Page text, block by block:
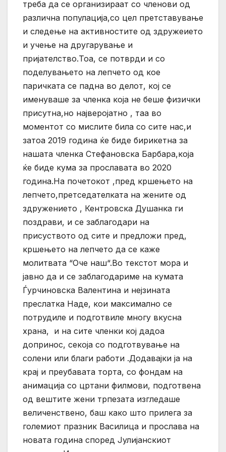
треба да се организираат со членови од
различна популација,со цел претставување
и следење на активностите од здружеието
и учење на другарување и
пријателство.Тоа, се потврди и со
поделувањето на лепчето од кое
паричката се падна во делот, кој се
именуваше за членка која не беше физички
присутна,но најверојатно , таа во
моментот со мислите била со сите нас,и
затоа 2019 година ќе биде бирикетна за
нашата членка Стефановска Барбара,која
ќе биде кума за прославата во 2020
година.На почетокот ,пред кршењето на
лепчето,претседателката на жените од
здружението , Кентровска Душанка ги
поздрави, и се заблагодари на
присуството од сите и предложи пред,
кршењето на лепчето да се каже
молитвата “Оче наш“.Во текстот мора и
јавно да и се заблагодариме на кумата
Ѓурчиновска Валентина и нејзината
преслатка Наде, кои максимално се
потрудиле и подготвиле многу вкусна
храна, и на сите членки кој дадоа
допринос, секоја со подготвување на
солени или благи работи .Додавајки ја на
крај и преубавата торта, со фондам на
анимација со цртани филмови, подготвена
од вештите жени трпезата изгледаше
величенствено, баш како што прилега за
големиот празник Василица и прослава на
новата година според Јулијанскиот